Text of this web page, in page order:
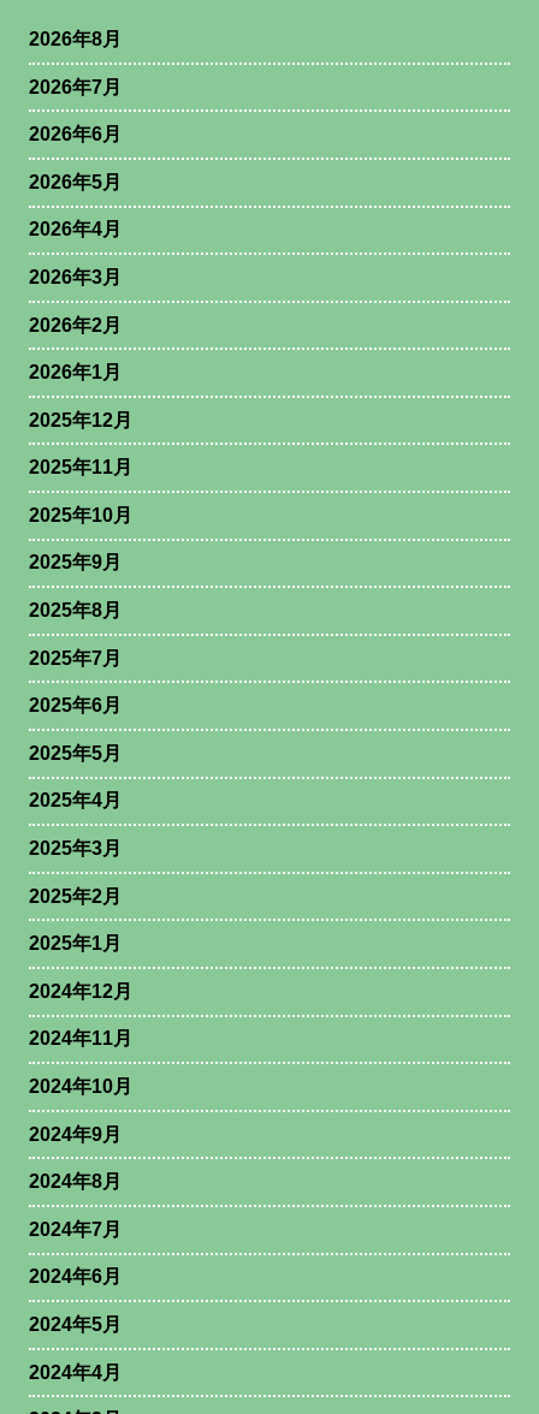
2026年8月
2026年7月
2026年6月
2026年5月
2026年4月
2026年3月
2026年2月
2026年1月
2025年12月
2025年11月
2025年10月
2025年9月
2025年8月
2025年7月
2025年6月
2025年5月
2025年4月
2025年3月
2025年2月
2025年1月
2024年12月
2024年11月
2024年10月
2024年9月
2024年8月
2024年7月
2024年6月
2024年5月
2024年4月